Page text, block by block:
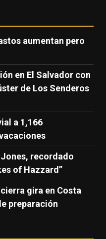
aumentan pero
en El Salvador con
de Los Senderos
a 1,166
Jones, recordado
of Hazzard”
gira en Costa
preparación